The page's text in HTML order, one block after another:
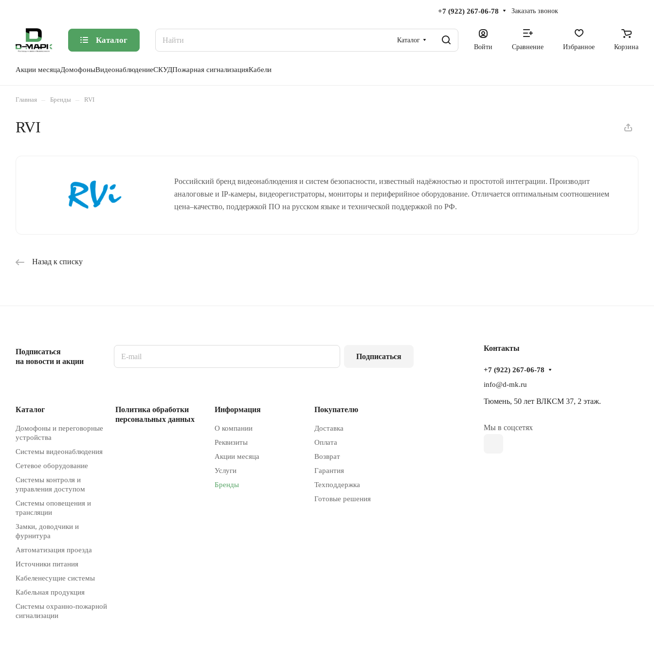
+7 (922) 267-06-78 Заказать звонок
Каталог
Каталог
Войти
Сравнение Избранное Корзина
Акции месяцаДомофоныВидеонаблюдениеСКУДПожарная сигнализацияКабели
Главная – Бренды – RVI
RVI
Российский бренд видеонаблюдения и систем безопасности, известный надёжностью и простотой интеграции. Производит
аналоговые и IP-камеры, видеорегистраторы, мониторы и периферийное оборудование. Отличается оптимальным соотношением
цена–качество, поддержкой ПО на русском языке и технической поддержкой по РФ.
Назад к списку
Подписаться
на новости и акции
Подписаться
Каталог
Домофоны и переговорные
устройства
Системы видеонаблюдения
Сетевое оборудование
Системы контроля и
управления доступом
Системы оповещения и
трансляции
Замки, доводчики и
фурнитура
Автоматизация проезда
Источники питания
Кабеленесущие системы
Кабельная продукция
Системы охранно-пожарной
сигнализации
Политика обработки
персональных данных
Информация
О компании
Реквизиты
Акции месяца
Услуги
Бренды
Покупателю
Доставка
Оплата
Возврат
Гарантия
Техподдержка
Готовые решения
Контакты
+7 (922) 267-06-78
info@d-mk.ru
Тюмень, ​50 лет ВЛКСМ 37​, 2 этаж.
Мы в соцсетях